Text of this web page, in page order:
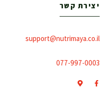
יצירת קשר
support@nutrimaya.co.il
077-997-0003